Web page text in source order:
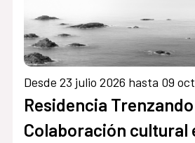
Desde 23 julio 2026 hasta 09
Residencia
Colaboración cultural